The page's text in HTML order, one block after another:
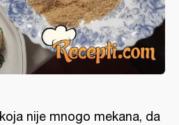
nije mnogo mekana, da